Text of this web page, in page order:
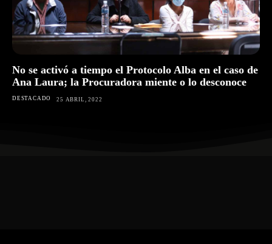
No se activó a tiempo el Protocolo Alba en el caso de
Ana Laura; la Procuradora miente o lo desconoce
DESTACADO 25 ABRIL, 2022